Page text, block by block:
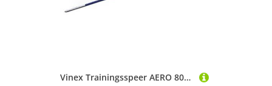
Vinex Trainingsspeer AERO 800 Gramm Speerwurf